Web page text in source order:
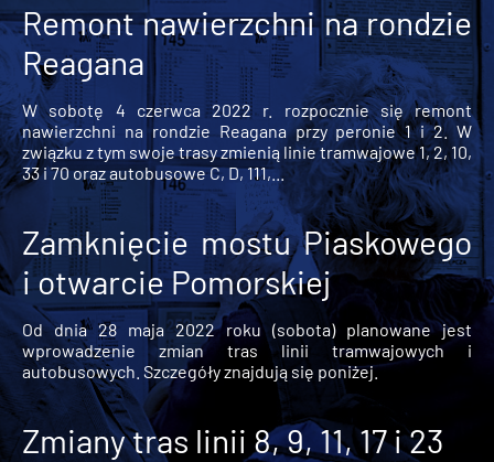
Remont nawierzchni na rondzie
Reagana
W sobotę 4 czerwca 2022 r. rozpocznie się remont
nawierzchni na rondzie Reagana przy peronie 1 i 2. W
związku z tym swoje trasy zmienią linie tramwajowe 1, 2, 10,
33 i 70 oraz autobusowe C, D, 111,...
Zamknięcie mostu Piaskowego
i otwarcie Pomorskiej
Od dnia 28 maja 2022 roku (sobota) planowane jest
wprowadzenie zmian tras linii tramwajowych i
autobusowych. Szczegóły znajdują się poniżej.
Zmiany tras linii 8, 9, 11, 17 i 23